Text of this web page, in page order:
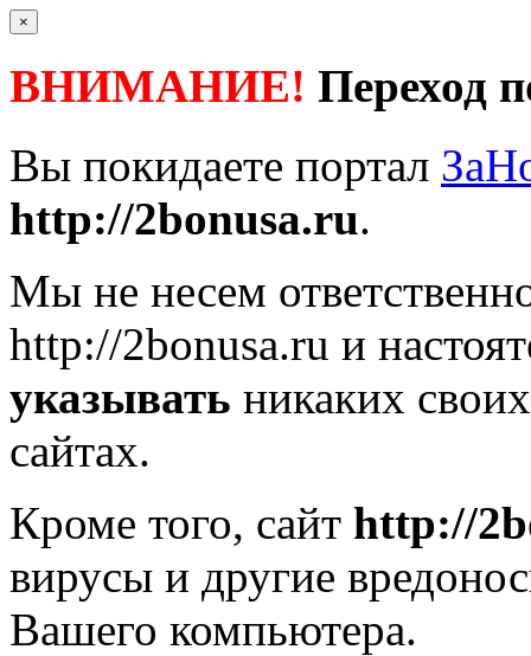
×
ВНИМАНИЕ! Переход
Вы покидаете портал
http://2bonusa.ru.
Мы не несем
http://2bonusa.ru и
указывать никаких
сайтах.
Кроме того, сайт http://
вирусы и другие
Вашего компьютера.